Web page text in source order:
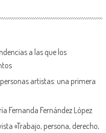
a las que los
artistas: una primera
Fernanda Fernández López
«Trabajo, persona, derecho,